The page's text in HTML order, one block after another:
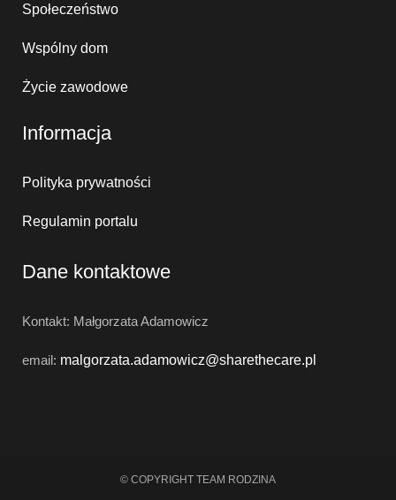
Społeczeństwo
Wspólny dom
Życie zawodowe
Informacja
Polityka prywatności
Regulamin portalu
Dane kontaktowe
Kontakt: Małgorzata Adamowicz
email: malgorzata.adamowicz@sharethecare.pl
© COPYRIGHT TEAM RODZINA